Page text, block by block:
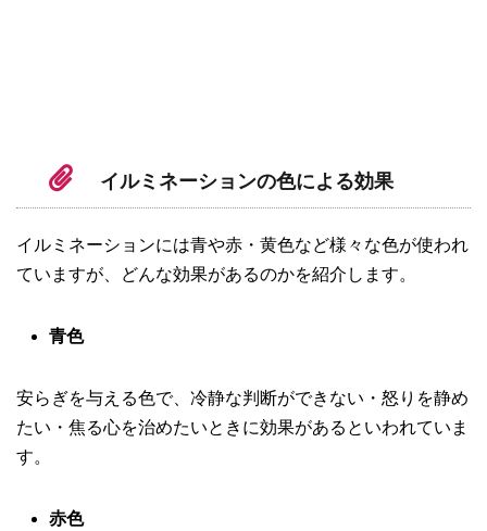
イルミネーションの色による効果
イルミネーションには青や赤・黄色など様々な色が使われ
ていますが、どんな効果があるのかを紹介します。
青色
安らぎを与える色で、冷静な判断ができない・怒りを静め
たい・焦る心を治めたいときに効果があるといわれていま
す。
赤色